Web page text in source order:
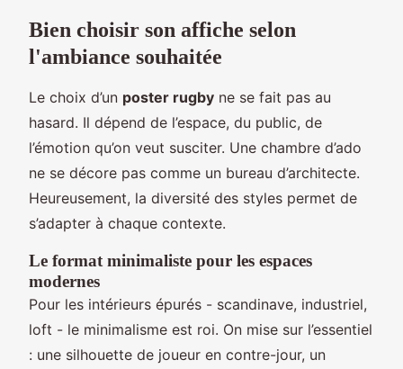
Bien choisir son affiche selon
l'ambiance souhaitée
Le choix d’un poster rugby ne se fait pas au
hasard. Il dépend de l’espace, du public, de
l’émotion qu’on veut susciter. Une chambre d’ado
ne se décore pas comme un bureau d’architecte.
Heureusement, la diversité des styles permet de
s’adapter à chaque contexte.
Le format minimaliste pour les espaces
modernes
Pour les intérieurs épurés - scandinave, industriel,
loft - le minimalisme est roi. On mise sur l’essentiel
: une silhouette de joueur en contre-jour, un